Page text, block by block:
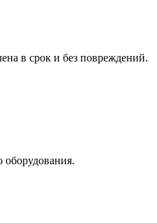
в срок и без повреждений.